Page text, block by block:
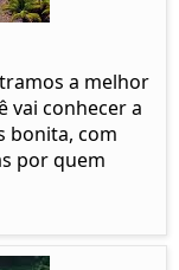
a melhor
vai conhecer a
bonita, com
por quem